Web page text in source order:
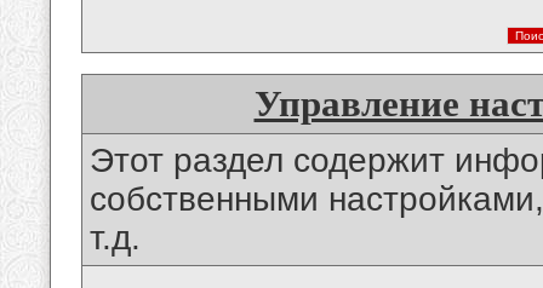
Управление
Этот раздел содержит
собственными
т.д.